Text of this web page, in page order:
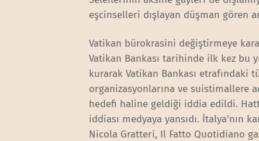
eşcinselleri dışlayan düşman gören
Vatikan bürokrasini değiştirmeye
Vatikan Bankası tarihinde ilk kez bu
kurarak Vatikan Bankası
organizasyonlarına ve suistimallere
hedefi haline geldiği iddia edildi.
iddiası medyaya yansıdı.
Nicola Gratteri, Il Fatto Quotidiano